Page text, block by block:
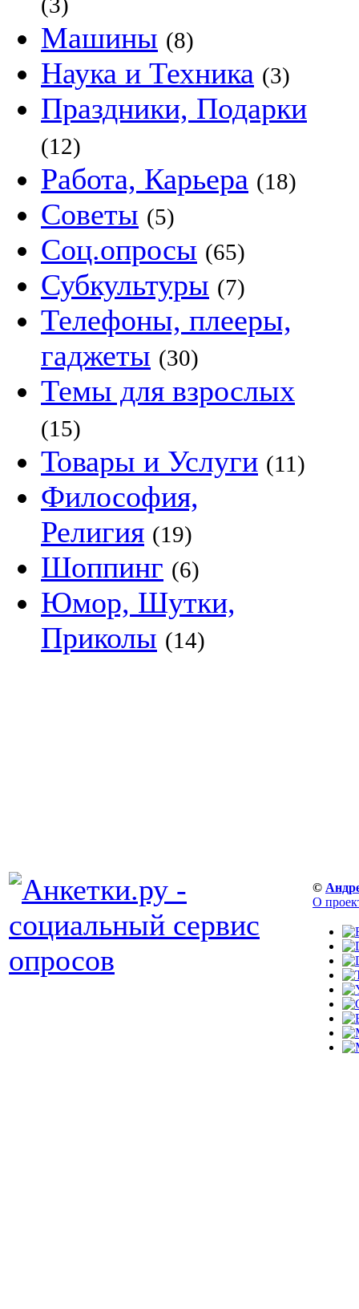
Машины (8)
Наука и Техника (3)
Праздники, Подарки
(12)
Работа, Карьера (18)
Советы (5)
Соц.опросы (65)
Субкультуры (7)
Телефоны, плееры,
гаджеты (30)
Темы для взрослых
(15)
Товары и Услуги (11)
Философия,
Религия (19)
Шоппинг (6)
Юмор, Шутки,
Приколы (14)
©
О